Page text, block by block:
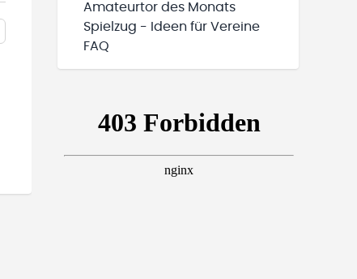
Amateurtor des Monats
Spielzug - Ideen für Vereine
FAQ